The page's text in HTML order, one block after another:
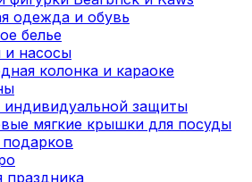
одежда и обувь
белье
и насосы
колонка и караоке
индивидуальной защиты
мягкие крышки для посуды